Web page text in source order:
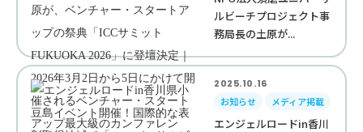
ルビーチプロジェクト事
務局長の土原が...
2025.10.16
お知らせ
メディア掲載
エンジェルロードin香川